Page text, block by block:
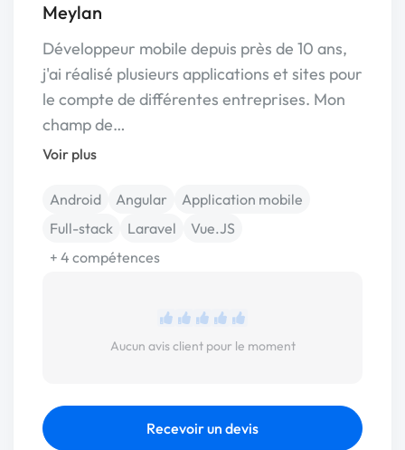
Meylan
Développeur mobile depuis près de 10 ans,
j'ai réalisé plusieurs applications et sites pour
le compte de différentes entreprises. Mon
champ de…
Voir plus
Android Angular
Application mobile
Full-stack
Laravel
Vue.JS
+ 4 compétences
Aucun avis client pour le moment
Recevoir un devis